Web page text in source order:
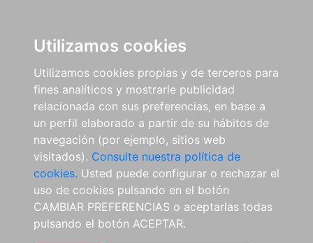
Utilizamos cookies
Utilizamos cookies propias y de terceros para
fines analíticos y mostrarle publicidad
relacionada con sus preferencias, en base a
un perfil elaborado a partir de su hábitos de
navegación (por ejemplo, sitios web
visitados). Consulte nuestra política de
cookies. Usted puede configurar o rechazar el
uso de cookies pulsando en el botón
CAMBIAR PREFERENCIAS o aceptarlas todas
pulsando el botón ACEPTAR.